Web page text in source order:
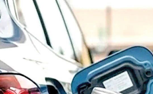
از افت شدید
عزل و نصب‌ها
پیش‌بینی بورس امروز
۱۴۰۵